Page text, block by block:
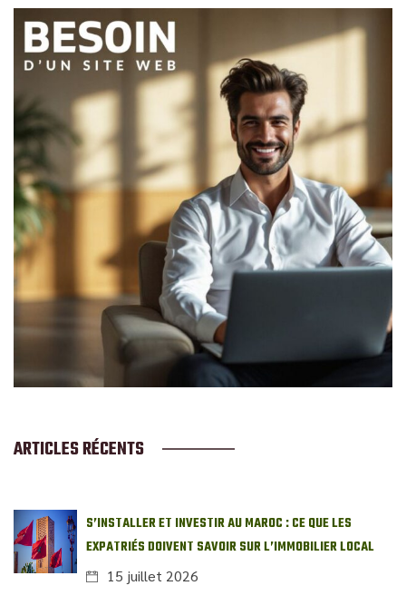
ARTICLES RÉCENTS
S’INSTALLER ET INVESTIR AU MAROC : CE QUE LES
EXPATRIÉS DOIVENT SAVOIR SUR L’IMMOBILIER LOCAL
15 juillet 2026